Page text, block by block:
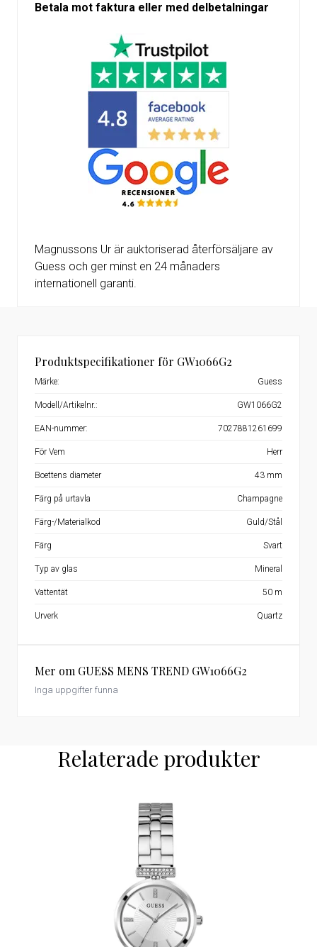
Betala mot faktura eller med delbetalningar
Magnussons Ur är auktoriserad återförsäljare av
Guess och ger minst en 24 månaders
internationell garanti.
Mer om GUESS MENS TREND GW1066G2
Inga uppgifter funna
Produktspecifikationer för GW1066G2
Märke: Guess
Modell/Artikelnr.: GW1066G2
EAN-nummer: 7027881261699
För Vem Herr
Boettens diameter 43 mm
Färg på urtavla Champagne
Färg-/Materialkod Guld/Stål
Färg Svart
Typ av glas Mineral
Vattentät 50 m
Urverk Quartz
Relaterade produkter